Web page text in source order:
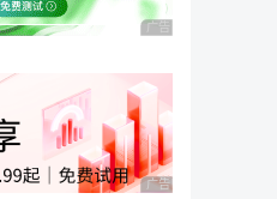
广告 商业广告，理性
广告 商业广告，理性